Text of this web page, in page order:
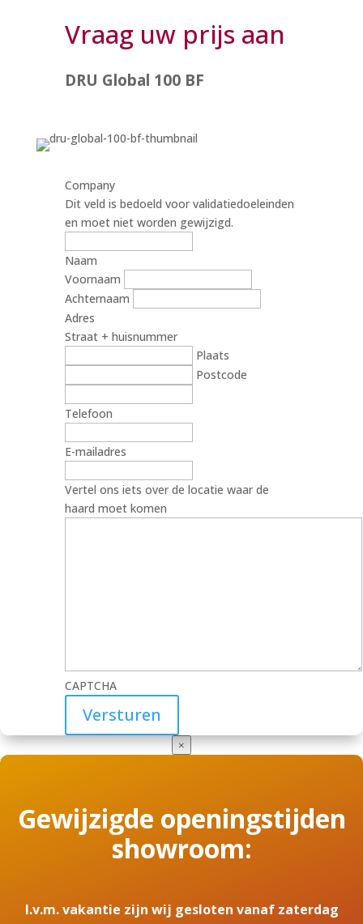
Vraag uw prijs aan
DRU Global 100 BF
Company
Dit veld is bedoeld voor validatiedoeleinden
en moet niet worden gewijzigd.
Naam
Voornaam
Achternaam
Adres
Straat + huisnummer
Plaats
Postcode
Telefoon
E-mailadres
Vertel ons iets over de locatie waar de
haard moet komen
CAPTCHA
×
Gewijzigde openingstijden
showroom:
I.v.m. vakantie zijn wij gesloten vanaf zaterdag